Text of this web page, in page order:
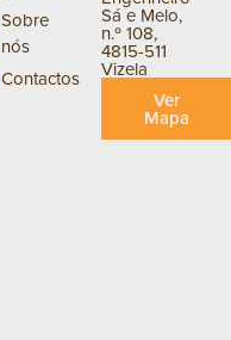
Sobre
nós
Contactos
Sá e Melo,
n.º 108,
4815-511
Vizela
Ver
Mapa